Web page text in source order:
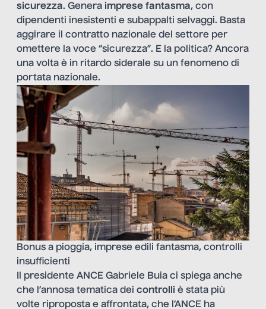
sicurezza. Genera imprese fantasma, con
dipendenti inesistenti e subappalti selvaggi. Basta
aggirare il contratto nazionale del settore per
omettere la voce “sicurezza”. E la politica? Ancora
una volta è in ritardo siderale su un fenomeno di
portata nazionale.
Bonus a pioggia, imprese edili fantasma, controlli
insufficienti
Il presidente ANCE Gabriele Buia ci spiega anche
che l’annosa tematica dei controlli è stata più
volte riproposta e affrontata, che l’ANCE ha